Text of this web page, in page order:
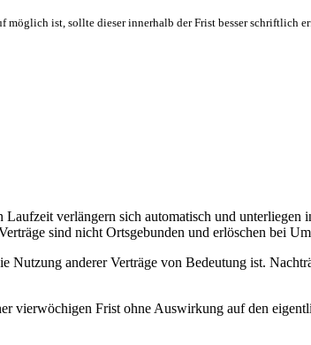
ist, sollte dieser innerhalb der Frist besser schriftlich
verlängern sich automatisch und unterliegen
sind nicht Ortsgebunden und erlöschen bei
anderer Verträge von Bedeutung ist.
vierwöchigen Frist ohne Auswirkung auf den